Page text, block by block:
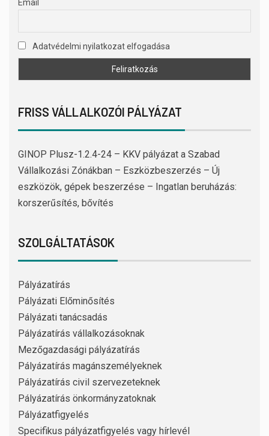
Email
Adatvédelmi nyilatkozat elfogadása
FRISS VÁLLALKOZÓI PÁLYÁZAT
GINOP Plusz-1.2.4-24 – KKV pályázat a Szabad
Vállalkozási Zónákban – Eszközbeszerzés – Új
eszközök, gépek beszerzése – Ingatlan beruházás:
korszerűsítés, bővítés
SZOLGÁLTATÁSOK
Pályázatírás
Pályázati Előminősítés
Pályázati tanácsadás
Pályázatírás vállalkozásoknak
Mezőgazdasági pályázatírás
Pályázatírás magánszemélyeknek
Pályázatírás civil szervezeteknek
Pályázatírás önkormányzatoknak
Pályázatfigyelés
Specifikus pályázatfigyelés vagy hírlevél